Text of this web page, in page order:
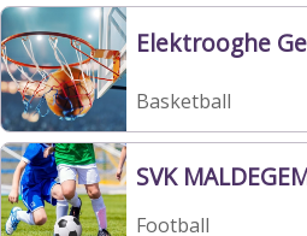
Elektrooghe
Basketball
SVK
Football